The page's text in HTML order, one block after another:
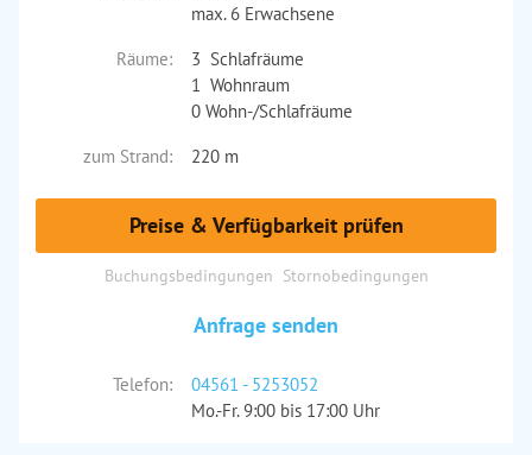
max. 6 Erwachsene
Räume:
3 Schlafräume
1 Wohnraum
0 Wohn-/Schlafräume
zum Strand:
220 m
Preise & Verfügbarkeit prüfen
Buchungsbedingungen Stornobedingungen
Anfrage senden
Telefon:
04561 - 5253052
Mo.-Fr. 9:00 bis 17:00 Uhr